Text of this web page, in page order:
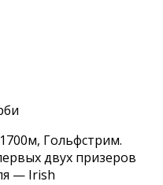
Гольфстрим.
двух призеров
— Irish